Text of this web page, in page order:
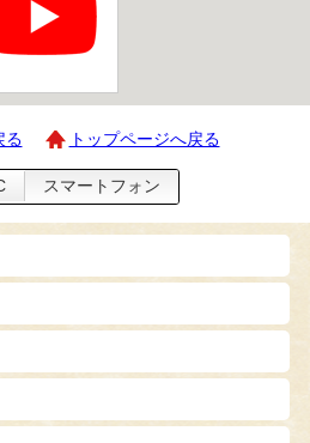
る トップページへ戻る
スマートフォン